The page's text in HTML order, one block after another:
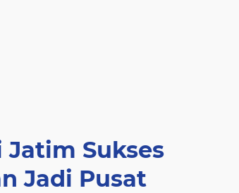
Sukses
Jadi Pusat